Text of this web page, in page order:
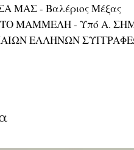
ΜΑΣ - Βαλέριος Μέξας
ΜΑΜΜΕΛΗ - Υπό Α.
ΕΛΛΗΝΩΝ